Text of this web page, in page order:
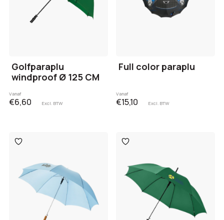
Golfparaplu
windproof Ø 125 CM
Vanaf
€6,60 Excl. BTW
Full color paraplu
Vanaf
€15,10 Excl. BTW
Toevoegen
aan
Toevoegen
aan